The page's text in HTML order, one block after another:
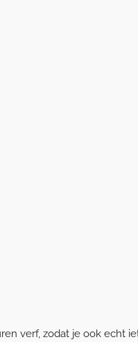
verf, zodat je ook echt